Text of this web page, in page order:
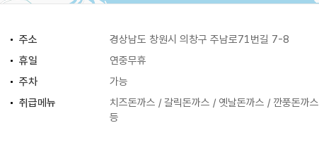
주소
경상남도 창원시 의창구 주남로71번길 7-8
휴일
연중무휴
주차
가능
취급메뉴
치즈돈까스 / 갈릭돈까스 / 옛날돈까스 / 깐풍돈까스
등